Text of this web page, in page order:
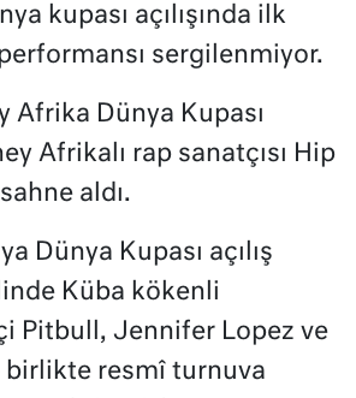
kupası açılışında ilk
sergilenmiyor.
Afrika Dünya Kupası
Afrikalı rap sanatçısı Hip
aldı.
Dünya Kupası açılış
Küba kökenli
Pitbull, Jennifer Lopez ve
birlikte resmî turnuva